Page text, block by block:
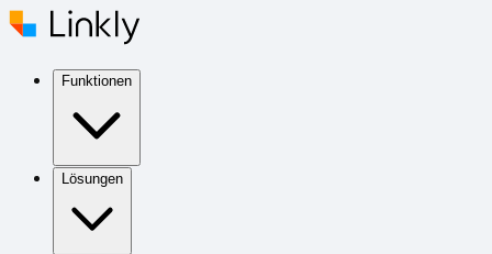
Funktionen
Lösungen